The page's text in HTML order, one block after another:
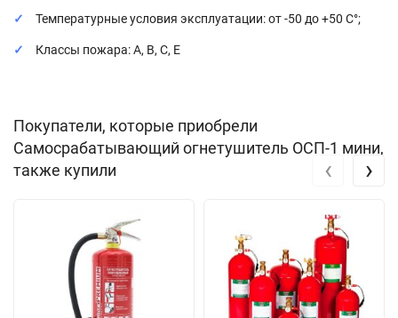
Температурные условия эксплуатации: от -50 до +50 С°;
Классы пожара: А, В, С, Е
Покупатели, которые приобрели
Самосрабатывающий огнетушитель ОСП-1 мини,
также купили
‹ ›